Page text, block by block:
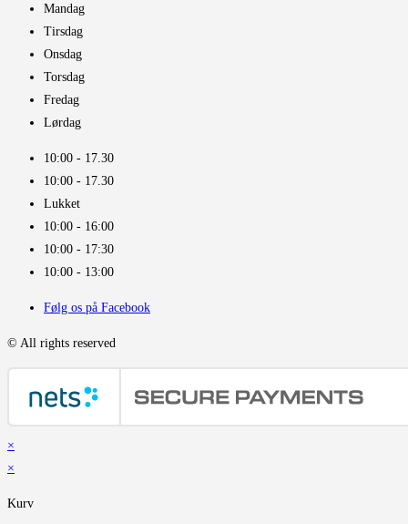
Mandag
Tirsdag
Onsdag
Torsdag
Fredag
Lørdag
10:00 - 17.30​
10:00 - 17.30​
Lukket
10:00 - 16:00​
10:00 - 17:30
10:00 - 13:00
Følg os på Facebook
© All rights reserved
×
×
Kurv